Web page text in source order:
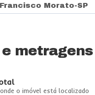
Morato-SP
metragens
o imóvel está localizado